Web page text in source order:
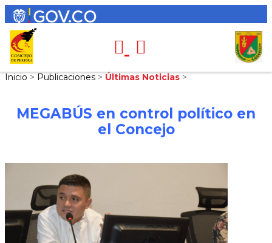
Inicio > Publicaciones > Últimas Noticias >
MEGABÚS en control político en
el Concejo